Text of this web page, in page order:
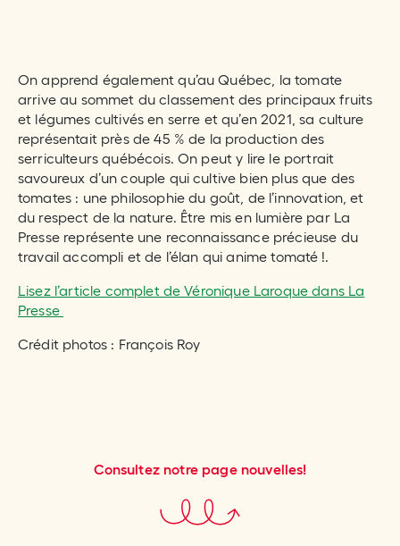
On apprend également qu’au Québec, la tomate
arrive au sommet du classement des principaux fruits
et légumes cultivés en serre et qu’en 2021, sa culture
représentait près de 45 % de la production des
serriculteurs québécois. On peut y lire le portrait
savoureux d’un couple qui cultive bien plus que des
tomates : une philosophie du goût, de l’innovation, et
du respect de la nature. Être mis en lumière par La
Presse représente une reconnaissance précieuse du
travail accompli et de l’élan qui anime tomaté !.
Lisez l’article complet de Véronique Laroque dans La
Presse
Crédit photos : François Roy
Consultez notre page nouvelles!